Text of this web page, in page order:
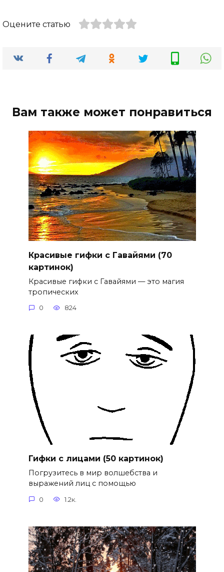
Оцените статью
Вам также может понравиться
Красивые гифки с Гавайями (70
картинок)
Красивые гифки с Гавайями — это магия
тропических
0 824
Гифки с лицами (50 картинок)
Погрузитесь в мир волшебства и
выражений лиц с помощью
0 1.2к.